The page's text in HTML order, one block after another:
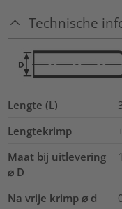
Technische
Lengte (L)
Lengtekrimp
Maat bij uitlevering
⌀ D
Na vrije krimp ⌀ d